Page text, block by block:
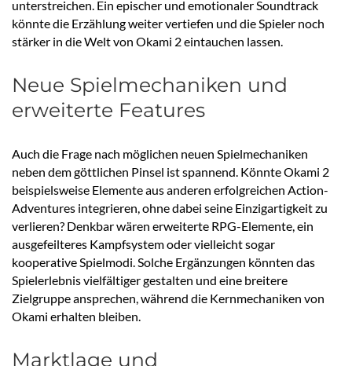
unterstreichen. Ein epischer und emotionaler Soundtrack
könnte die Erzählung weiter vertiefen und die Spieler noch
stärker in die Welt von Okami 2 eintauchen lassen.
Neue Spielmechaniken und
erweiterte Features
Auch die Frage nach möglichen neuen Spielmechaniken
neben dem göttlichen Pinsel ist spannend. Könnte Okami 2
beispielsweise Elemente aus anderen erfolgreichen Action-
Adventures integrieren, ohne dabei seine Einzigartigkeit zu
verlieren? Denkbar wären erweiterte RPG-Elemente, ein
ausgefeilteres Kampfsystem oder vielleicht sogar
kooperative Spielmodi. Solche Ergänzungen könnten das
Spielerlebnis vielfältiger gestalten und eine breitere
Zielgruppe ansprechen, während die Kernmechaniken von
Okami erhalten bleiben.
Marktlage und